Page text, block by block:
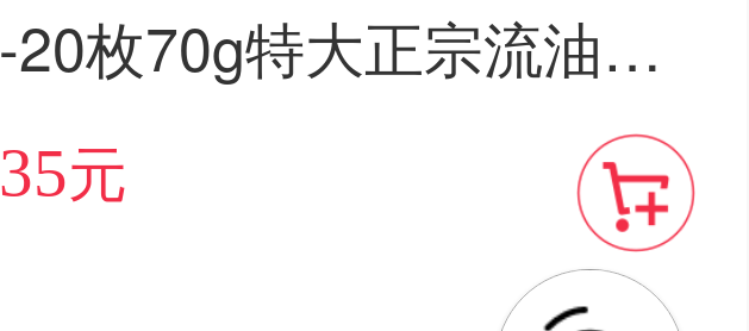
-20枚70g特大正宗流油烤
海鸭蛋广东红树林整箱包
邮
35元